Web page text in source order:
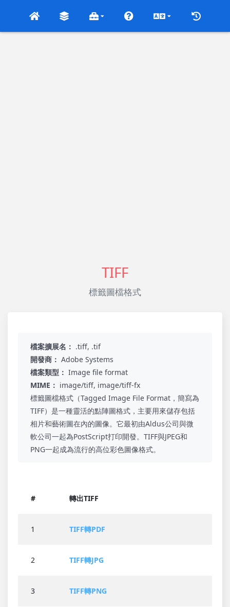
TIFF
標籤圖檔格式
檔案擴展名： .tiff, .tif
開發商： Adobe Systems
檔案類型： Image file format
MIME： image/tiff, image/tiff-fx
標籤圖檔格式（Tagged Image File Format，簡寫為
TIFF）是一種靈活的點陣圖格式，主要用來儲存包括
相片和藝術圖在內的圖像。它最初由Aldus公司與微
軟公司一起為PostScript打印開發。TIFF與JPEG和
PNG一起成為流行的高位彩色圖像格式。
# 轉出TIFF
1 TIFF轉PDF
2 TIFF轉JPG
3 TIFF轉PNG